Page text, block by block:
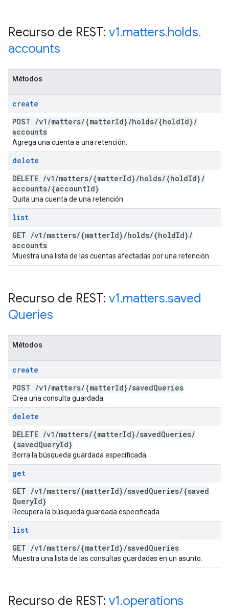
Recurso de REST: v1.matters.holds.
accounts
Métodos
create
POST /v1 /matters/{matterId}/holds/{holdId}/
accounts
Agrega una cuenta a una retención.
delete
DELETE /v1 /matters/{matterId}/holds/{holdId}/
accounts/{accountId}
Quita una cuenta de una retención.
list
GET /v1 /matters/{matterId}/holds/{holdId}/
accounts
Muestra una lista de las cuentas afectadas por una retención.
Recurso de REST: v1.matters.saved
Queries
Métodos
create
POST /v1 /matters/{matterId}/savedQueries
Crea una consulta guardada.
delete
DELETE /v1 /matters/{matterId}/savedQueries/
{savedQueryId}
Borra la búsqueda guardada especificada.
get
GET /v1 /matters/{matterId}/savedQueries/{saved
QueryId}
Recupera la búsqueda guardada especificada.
list
GET /v1 /matters/{matterId}/savedQueries
Muestra una lista de las consultas guardadas en un asunto.
Recurso de REST: v1.operations